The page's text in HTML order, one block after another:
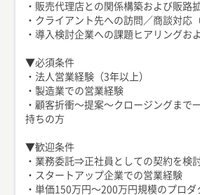
・販売代理店との関係構築および販路
・クライアント先への訪問／商談対応
・導入検討企業への課題ヒアリングお
▼必須条件
・法人営業経験（3年以上）
・製造業での営業経験
・顧客折衝〜提案〜クロージングまで
持ちの方
▼歓迎条件
・業務委託⇒正社員としての契約を検
・スタートアップ企業での営業経験
・単価150万円〜200万円規模のプロダ